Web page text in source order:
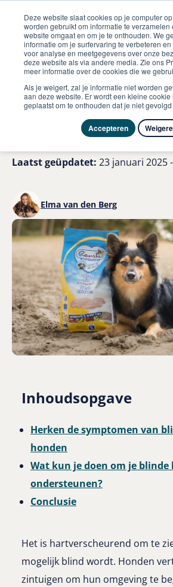
Deze website slaat cookies op je computer
worden gebruikt om informatie te verzamelen
website omgaat en om je te onthouden. We
informatie om je surfervaring te verbeteren
voor analyse en meetgegevens over onze
deze website als via andere media. Zie ons
meer informatie over de cookies die we
Als je weigert, zal je informatie niet worden
aan deze website. Er wordt een kleine
geplaatst om te onthouden dat je niet
Accepteren
Hond
Is jouw hond blind aan het worden
Is jouw hond blind
worden?
Laatst geüpdatet: 23 januari 2025 -
Elma van den Berg
Inhoudsopgave
Herken de symptomen van
honden
Wat kun je doen om je blinde
ondersteunen?
Conclusie
Het is hartverscheurend om te
mogelijk blind wordt. Honden
zintuigen om hun omgeving te